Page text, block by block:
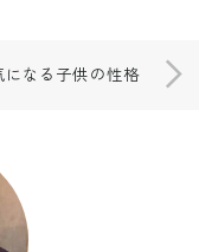
になる子供の性格